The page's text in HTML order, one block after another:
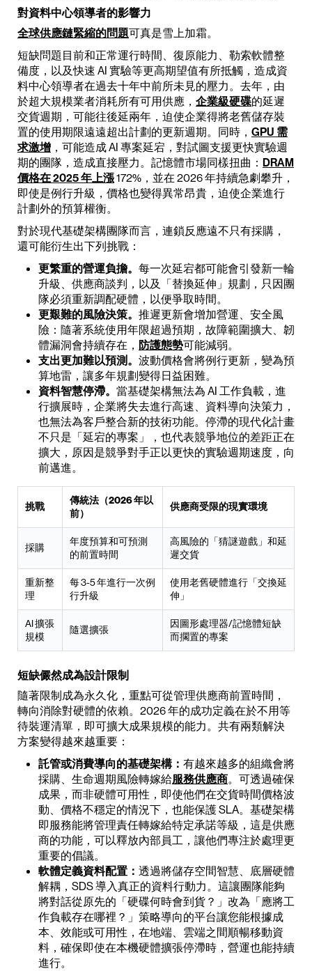
對資料中心領導者的影響力
全球供應鏈緊縮的問題可真是雪上加霜。
短缺問題目前和正常運行時間、復原能力、勒索軟體整
備度，以及快速 AI 實驗等更高期望值有所抵觸，造成資
料中心領導者在過去十年中前所未見的壓力。去年，由
於超大規模業者消耗所有可用供應， 企業級硬碟的延遲
交貨週期，可能往後延兩年，迫使企業得將老舊儲存裝
置的使用期限遠遠超出計劃的更新週期。同時， GPU 需
求激增 ，可能造成 AI 專案延宕，對試圖支援更快實驗週
期的團隊，造成直接壓力。記憶體市場同樣扭曲： DRAM
價格在 2025 年上漲172%，並在 2026 年持續急劇攀升，
即使是例行升級，價格也變得異常昂貴，迫使企業進行
計劃外的預算權衡。
對於現代基礎架構團隊而言，連鎖反應遠不只有採購，
還可能衍生出下列挑戰：
更繁重的營運負擔。 每一次延宕都可能會引發新一輪
升級、供應商談判，以及「替換延伸」規劃，只因團
隊必須重新調配硬體，以便爭取時間。
更艱難的風險決策。 推遲更新會增加營運、安全風
險：隨著系統使用年限超過預期，故障範圍擴大、韌
體漏洞會持續存在， 防護態勢可能減弱。
支出更加難以預測。 波動價格會將例行更新，變為預
算地雷，讓多年規劃變得日益困難。
資料智慧停滯。 當基礎架構無法為 AI 工作負載，進
行擴展時，企業將失去進行高速、資料導向決策力，
也無法為客戶整合新的技術功能。停滯的現代化計畫
不只是「延宕的專案」，也代表競爭地位的差距正在
擴大，原因是競爭對手正以更快的實驗週期速度，向
前邁進。
挑戰
傳統法（2026 年以
前）
供應商受限的現實環境
採購
年度預算和可預測
的前置時間
高風險的「猜謎遊戲」和延
遲交貨
重新整
理
每 3-5 年進行一次例
行升級
使用老舊硬體進行「交換延
伸」
AI 擴張
規模
隨選擴張
因圖形處理器/記憶體短缺
而擱置的專案
短缺儼然成為設計限制
隨著限制成為永久化，重點可從管理供應商前置時間，
轉向消除對硬體的依賴。2026 年的成功定義在於不用等
待裝運清單，即可擴大成果規模的能力。共有兩類解決
方案變得越來越重要：
託管或消費導向的基礎架構： 有越來越多的組織會將
採購、生命週期風險轉嫁給服務供應商。可透過確保
成果，而非硬體可用性，即使他們在交貨時間價格波
動、價格不穩定的情況下，也能保護 SLA。基礎架構
即服務能將管理責任轉嫁給特定承諾等級，這是供應
商的功能，可以釋放內部員工，讓他們專注於處理更
重要的倡議。
軟體定義資料配置： 透過將儲存空間智慧、底層硬體
解耦，SDS 導入真正的資料行動力。這讓團隊能夠
將對話從原先的「硬碟何時會到貨？」改為「應將工
作負載存在哪裡？」策略導向的平台讓您能根據成
本、效能或可用性，在地端、雲端之間順暢移動資
料，確保即使在本機硬體擴張停滯時，營運也能持續
進行。